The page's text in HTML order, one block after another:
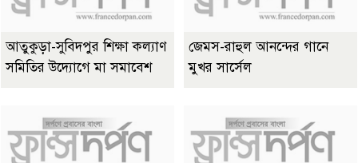
আতুকুড়া-সুবিদপুর শিক্ষা কল্যাণ
সমিতির উদ্যোগে মা সমাবেশ
জেমস-রাহুল আনন্দের গানে
মুখর সার্সেল